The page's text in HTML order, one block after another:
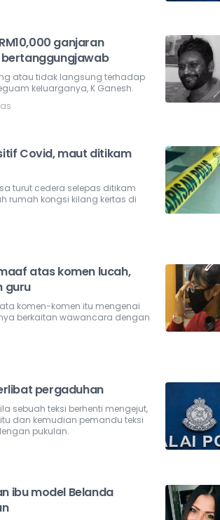
ganjaran
atau tidak langsung terhadap
keluarganya, K Ganesh.
Covid, maut ditikam
turut cedera selepas ditikam
rumah kongsi kilang kertas di
atas komen lucah,
guru
komen-komen itu mengenai
berkaitan wawancara dengan
pergaduhan
sebuah teksi berhenti mengejut,
dan kemudian pemandu teksi
pukulan.
ibu model Belanda